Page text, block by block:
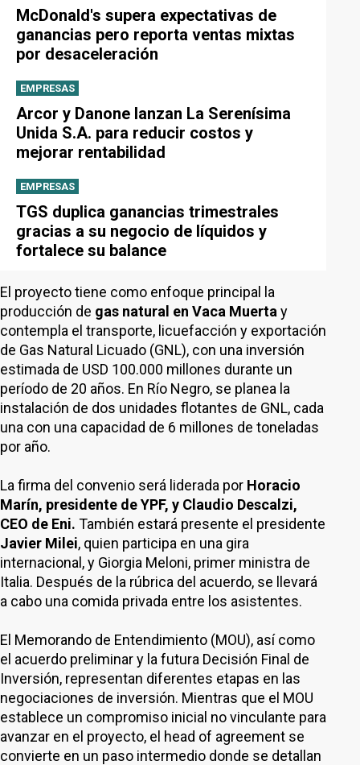
McDonald's supera expectativas de
ganancias pero reporta ventas mixtas
por desaceleración
EMPRESAS
Arcor y Danone lanzan La Serenísima
Unida S.A. para reducir costos y
mejorar rentabilidad
EMPRESAS
TGS duplica ganancias trimestrales
gracias a su negocio de líquidos y
fortalece su balance
El proyecto tiene como enfoque principal la
producción de gas natural en Vaca Muerta y
contempla el transporte, licuefacción y exportación
de Gas Natural Licuado (GNL), con una inversión
estimada de USD 100.000 millones durante un
período de 20 años. En Río Negro, se planea la
instalación de dos unidades flotantes de GNL, cada
una con una capacidad de 6 millones de toneladas
por año.
La firma del convenio será liderada por Horacio
Marín, presidente de YPF, y Claudio Descalzi,
CEO de Eni. También estará presente el presidente
Javier Milei, quien participa en una gira
internacional, y Giorgia Meloni, primer ministra de
Italia. Después de la rúbrica del acuerdo, se llevará
a cabo una comida privada entre los asistentes.
El Memorando de Entendimiento (MOU), así como
el acuerdo preliminar y la futura Decisión Final de
Inversión, representan diferentes etapas en las
negociaciones de inversión. Mientras que el MOU
establece un compromiso inicial no vinculante para
avanzar en el proyecto, el head of agreement se
convierte en un paso intermedio donde se detallan